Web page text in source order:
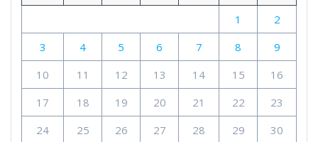
1
2
3
4 5 6 7 8
9
10
11 12 13 14 15
16
17
18 19 20 21 22
23
24
25 26 27 28 29
30